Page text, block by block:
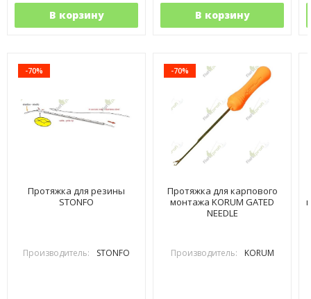
В корзину В корзину
-70%
Протяжка для резины
STONFO
Производитель: STONFO
-70%
Протяжка для карпового
монтажа KORUM GATED
NEEDLE
Производитель: KORUM